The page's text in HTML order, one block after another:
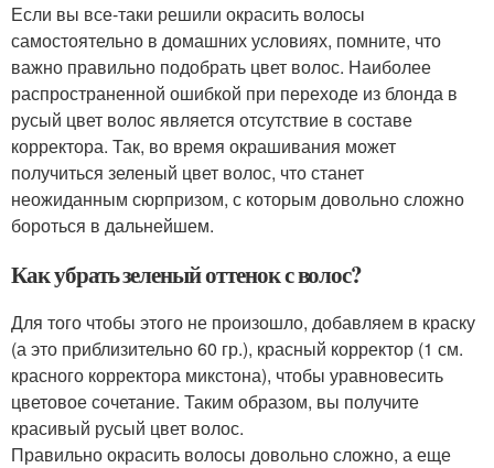
Если вы все-таки решили окрасить волосы
самостоятельно в домашних условиях, помните, что
важно правильно подобрать цвет волос. Наиболее
распространенной ошибкой при переходе из блонда в
русый цвет волос является отсутствие в составе
корректора. Так, во время окрашивания может
получиться зеленый цвет волос, что станет
неожиданным сюрпризом, с которым довольно сложно
бороться в дальнейшем.
Как убрать зеленый оттенок с волос?
Для того чтобы этого не произошло, добавляем в краску
(а это приблизительно 60 гр.), красный корректор (1 см.
красного корректора микстона), чтобы уравновесить
цветовое сочетание. Таким образом, вы получите
красивый русый цвет волос.
Правильно окрасить волосы довольно сложно, а еще